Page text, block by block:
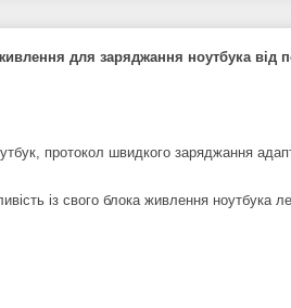
для заряджання ноутбука від
протокол швидкого заряджання
із свого блока живлення ноутбука